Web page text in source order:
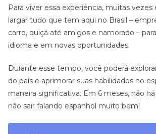
Para viver essa experiência, muitas vezes
largar tudo que tem aqui no Brasil –
carro, quiçá até amigos e namorado –
idioma e em novas oportunidades.
Durante esse tempo, você poderá
do país e aprimorar suas habilidades no
maneira significativa. Em 6 meses, não
não sair falando espanhol muito bem!